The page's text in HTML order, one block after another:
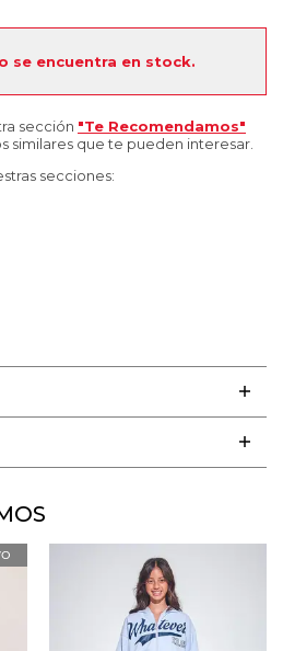
se encuentra en stock.
sección "Te Recomendamos"
similares que te pueden interesar.
secciones: